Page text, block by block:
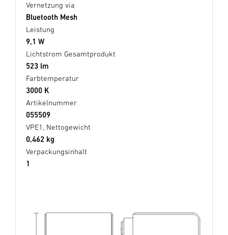
Vernetzung via
Bluetooth Mesh
Leistung
9,1 W
Lichtstrom Gesamtprodukt
523 lm
Farbtemperatur
3000 K
Artikelnummer
055509
VPE1, Nettogewicht
0,462 kg
Verpackungsinhalt
1